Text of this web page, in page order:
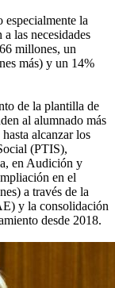
especialmente la
las necesidades
millones, un
más) y un 14%
de la plantilla de
al alumnado más
alcanzar los
(PTIS),
en Audición y
en el
a través de la
y la consolidación
desde 2018.